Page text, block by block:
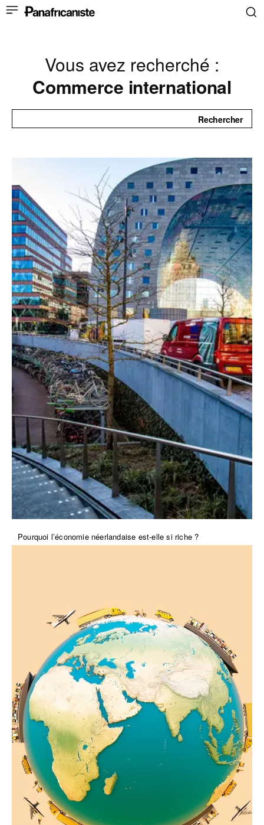
Vous avez recherché :
Commerce international
Rechercher
Pourquoi l’économie néerlandaise est-elle si riche ?